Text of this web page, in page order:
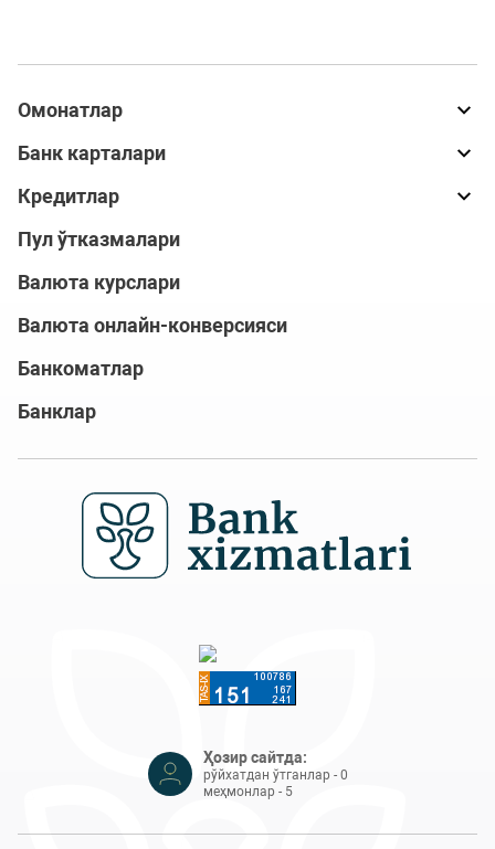
Омонатлар
Банк карталари
Кредитлар
Пул ўтказмалари
Валюта курслари
Валюта онлайн-конверсияси
Банкоматлар
Банклар
Ҳозир сайтда:
рўйхатдан ўтганлар - 0
меҳмонлар - 5